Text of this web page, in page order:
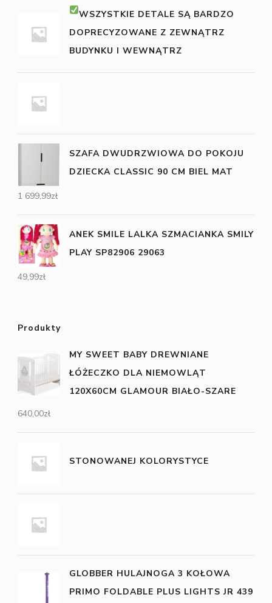
WSZYSTKIE DETALE SĄ BARDZO
DOPRECYZOWANE Z ZEWNĄTRZ
BUDYNKU I WEWNĄTRZ
SZAFA DWUDRZWIOWA DO POKOJU
DZIECKA CLASSIC 90 CM BIEL MAT
1 699,99zł
ANEK SMILE LALKA SZMACIANKA SMILY
PLAY SP82906 29063
49,99zł
Produkty
MY SWEET BABY DREWNIANE
ŁÓŻECZKO DLA NIEMOWLĄT
120X60CM GLAMOUR BIAŁO-SZARE
640,00zł
STONOWANEJ KOLORYSTYCE
GLOBBER HULAJNOGA 3 KOŁOWA
PRIMO FOLDABLE PLUS LIGHTS JR 439